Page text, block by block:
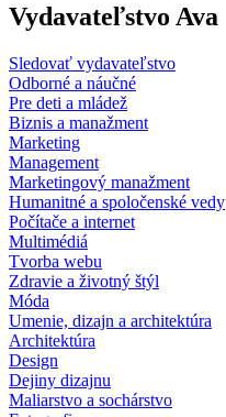
Vydavateľstvo Ava
Sledovať vydavateľstvo
Odborné a náučné
Pre deti a mládež
Biznis a manažment
Marketing
Management
Marketingový manažment
Humanitné a spoločenské vedy
Počítače a internet
Multimédiá
Tvorba webu
Zdravie a životný štýl
Móda
Umenie, dizajn a architektúra
Architektúra
Design
Dejiny dizajnu
Maliarstvo a sochárstvo